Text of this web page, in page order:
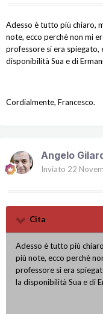
Adesso è tutto più chiaro,
note, ecco perchè non mi
professore si era spiegato,
disponibilità Sua e di
Cordialmente, Francesco.
Angelo
Inviato 22
Cita
Adesso è tutto più
più note, ecco perchè
professore si era
la disponibilità Sua e di